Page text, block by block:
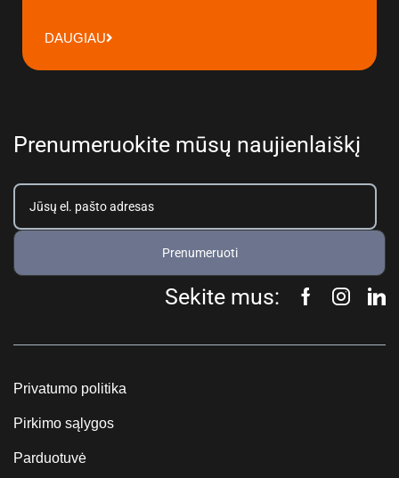
DAUGIAU
Prenumeruokite mūsų naujienlaiškį
Prenumeruoti
Sekite mus:
Privatumo politika
Pirkimo sąlygos
Parduotuvė